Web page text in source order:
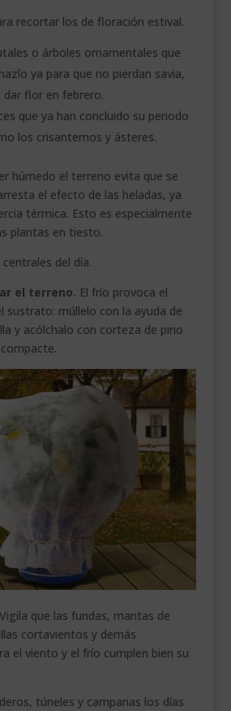
recortar los de floración estival.
o árboles ornamentales que
ya para que no pierdan savia,
dar flor en febrero.
que ya han concluido su periodo
los crisantemos y ásteres.
húmedo el terreno evita que se
el efecto de las heladas, ya
térmica. Esto es especialmente
plantas en tiesto.
del día.
el terreno. El frío provoca el
sustrato: múllelo con la ayuda de
y acólchalo con corteza de pino
Vigila que las fundas, mantas de
cortavientos y demás
el viento y el frío cumplen bien su
túneles y campanas los días